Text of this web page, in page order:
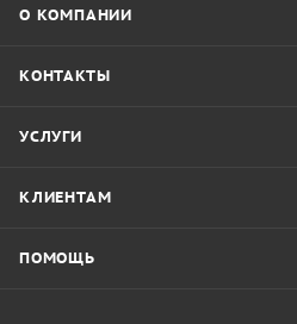
О КОМПАНИИ
КОНТАКТЫ
УСЛУГИ
КЛИЕНТАМ
ПОМОЩЬ